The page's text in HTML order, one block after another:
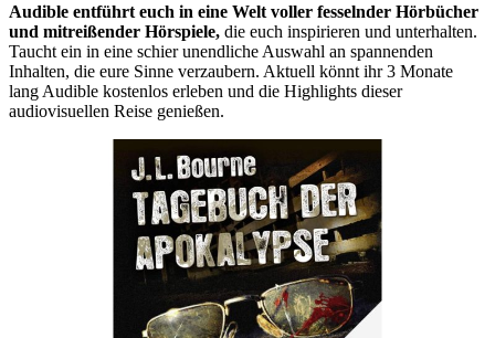
Audible entführt euch in eine Welt voller fesselnder Hörbücher
und mitreißender Hörspiele, die euch inspirieren und unterhalten.
Taucht ein in eine schier unendliche Auswahl an spannenden
Inhalten, die eure Sinne verzaubern. Aktuell könnt ihr 3 Monate
lang Audible kostenlos erleben und die Highlights dieser
audiovisuellen Reise genießen.